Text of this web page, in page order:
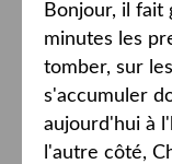
Bonjour, il fait
minutes les
tomber, sur
s'accumuler
aujourd'hui à
l'autre côté,